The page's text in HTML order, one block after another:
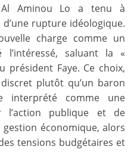
Al Aminou Lo a tenu à
rupture idéologique.
charge comme un
l’intéressé, saluant la «
président Faye. Ce choix,
plutôt qu’un baron
interprété comme une
l’action publique et de
économique, alors
tensions budgétaires et